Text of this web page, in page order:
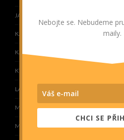
JAPONSKO
KAMBODŽA
KAZACHSTÁN
KYRGYZSTÁN
LAOS
MALEDIVY
MALAJSIE
Nebojte se. Nebudeme
maily.
CHCI SE